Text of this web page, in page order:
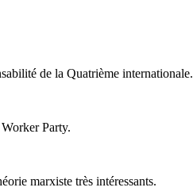
de la Quatrième internationale.
Party.
marxiste très intéressants.